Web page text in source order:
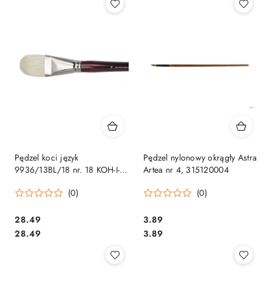
Pędzel koci język
9936/13BL/18 nr. 18 KOH-I-
(0)
Cena:
28.49
Cena:
28.49
Pędzel nylonowy okrągły Astra
Artea nr 4, 315120004
(0)
Cena:
3.89
Cena:
3.89